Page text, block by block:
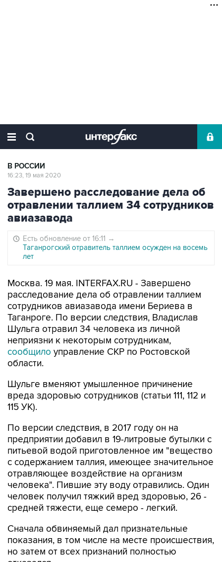
В РОССИИ
16:23, 19 мая 2020
Завершено расследование дела об
отравлении таллием 34 сотрудников
авиазавода
Есть обновление от 16:11 →
Таганрогский отравитель таллием осужден на восемь
лет
Москва. 19 мая. INTERFAX.RU - Завершено
расследование дела об отравлении таллием
сотрудников авиазавода имени Бериева в
Таганроге. По версии следствия, Владислав
Шульга отравил 34 человека из личной
неприязни к некоторым сотрудникам,
сообщило управление СКР по Ростовской
области.
Шульге вменяют умышленное причинение
вреда здоровью сотрудников (статьи 111, 112 и
115 УК).
По версии следствия, в 2017 году он на
предприятии добавил в 19-литровые бутылки с
питьевой водой приготовленное им "вещество
с содержанием таллия, имеющее значительное
отравляющее воздействие на организм
человека". Пившие эту воду отравились. Один
человек получил тяжкий вред здоровью, 26 -
средней тяжести, еще семеро - легкий.
Сначала обвиняемый дал признательные
показания, в том числе на месте происшествия,
но затем от всех признаний полностью